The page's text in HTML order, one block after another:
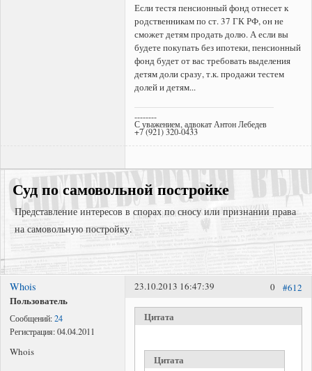
Если тестя пенсионный фонд отнесет к
родственникам по ст. 37 ГК РФ, он не
сможет детям продать долю. А если вы
будете покупать без ипотеки, пенсионный
фонд будет от вас требовать выделения
детям доли сразу, т.к. продажи тестем
долей и детям...
--------
С уважением, адвокат Антон Лебедев
+7 (921) 320-0433
Суд по самовольной постройке
Представление интересов в спорах по сносу или признании права
на самовольную постройку.
Представление интересов в судах общей юрисдикции;
Представление интересов в арбитражном суде;
Споры по самовольному стриотельству (самострой)
Whois
Пользователь
Сообщений:24
Регистрация:04.04.2011
Whois
#612
0
23.10.2013 16:47:39
Цитата
Цитата